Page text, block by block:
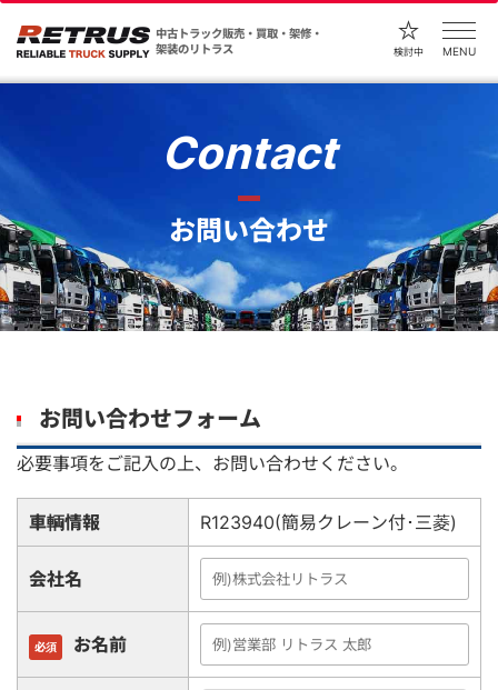
中古トラック販売・買取・架修・
架装のリトラス
検討中 MENU
Contact
お問い合わせ
お問い合わせフォーム
必要事項をご記入の上、お問い合わせください。
車輌情報 R123940(簡易クレーン付･三菱)
会社名
必須 お名前